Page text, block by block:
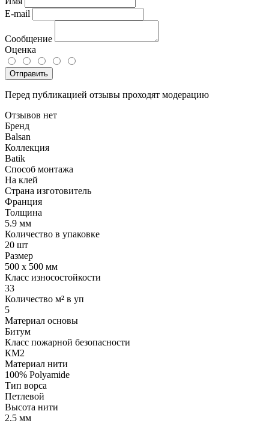
E-mail
Сообщение
Оценка
Отправить
Перед публикацией отзывы проходят модерацию
Отзывов нет
Бренд
Balsan
Коллекция
Batik
Способ монтажа
На клей
Страна изготовитель
Франция
Толщина
5.9 мм
Количество в упаковке
20 шт
Размер
500 x 500 мм
Класс износостойкости
33
Количество м² в уп
5
Материал основы
Битум
Класс пожарной безопасности
КМ2
Материал нити
100% Polyamide
Тип ворса
Петлевой
Высота нити
2.5 мм